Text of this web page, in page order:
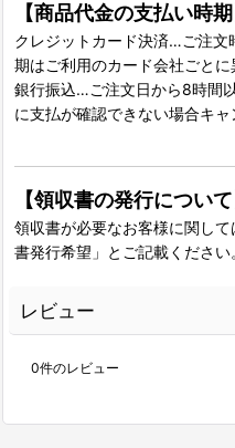
【商品代金の支払い時期
クレジットカード決済…ご注文
期はご利用のカード会社ごとに
銀行振込…ご注文日から8時間
に支払が確認できない場合キ
【領収書の発行について
領収書が必要なお客様に関し
書発行希望」とご記載ください
レビュー
0件のレビュー